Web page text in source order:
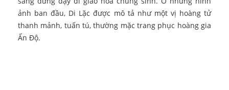
ảnh ban đầu, Di Lặc được mô tả như một vị hoàng tử
thanh mảnh, tuấn tú, thường mặc trang phục hoàng gia
Ấn Độ.